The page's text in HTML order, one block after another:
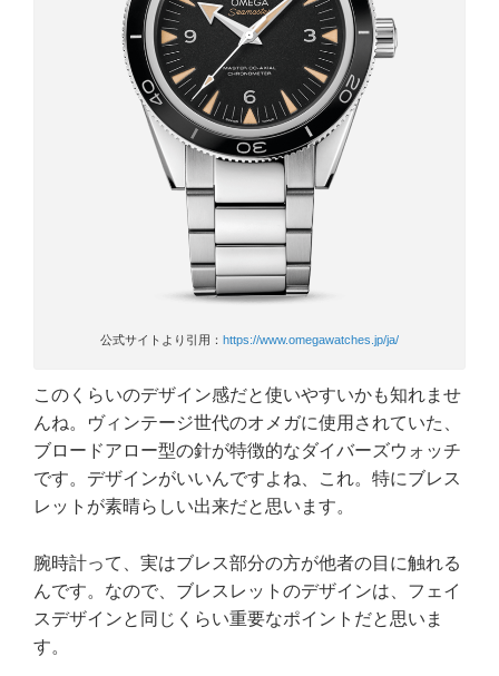
公式サイトより引用： https://www.omegawatches.jp/ja/
このくらいのデザイン感だと使いやすいかも知れませ
んね。ヴィンテージ世代のオメガに使用されていた、
ブロードアロー型の針が特徴的なダイバーズウォッチ
です。デザインがいいんですよね、これ。特にブレス
レットが素晴らしい出来だと思います。
腕時計って、実はブレス部分の方が他者の目に触れる
んです。なので、ブレスレットのデザインは、フェイ
スデザインと同じくらい重要なポイントだと思いま
す。